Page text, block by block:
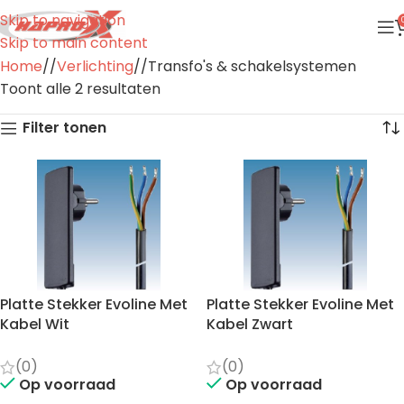
Skip to navigation
Skip to main content
Home/ Verlichting/ Transfo's & schakelsystemen
Toont alle 2 resultaten
Filter tonen
Platte Stekker Evoline Met
Kabel Wit
(0)
Op voorraad
Platte Stekker Evoline Met
Kabel Zwart
(0)
Op voorraad